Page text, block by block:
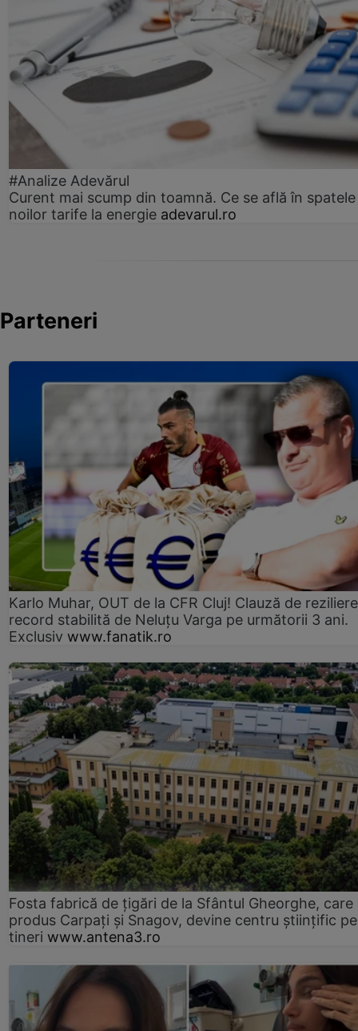
#Analize Adevărul
Curent mai scump din toamnă. Ce se află în spatele
noilor tarife la energie adevarul.ro
Parteneri
Karlo Muhar, OUT de la CFR Cluj! Clauză de reziliere
record stabilită de Neluțu Varga pe următorii 3 ani.
Exclusiv www.fanatik.ro
Fosta fabrică de țigări de la Sfântul Gheorghe, care
produs Carpați și Snagov, devine centru științific
tineri www.antena3.ro